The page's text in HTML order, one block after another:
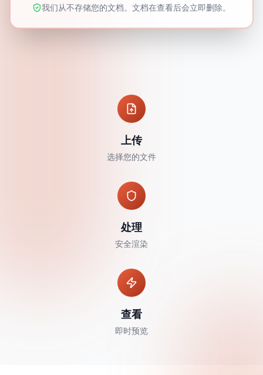
我们从不存储您的文档。文档在查看后会立即删除。
上传
选择您的文件
处理
安全渲染
查看
即时预览